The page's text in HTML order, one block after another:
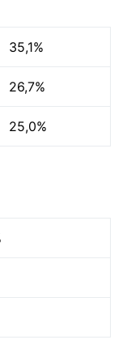
35,1%
26,7%
25,0%